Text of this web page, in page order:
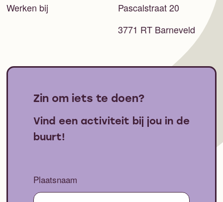
Werken bij
Pascalstraat 20
3771 RT Barneveld
Zin om iets te doen?
Vind een activiteit bij jou in de
buurt!
Plaatsnaam